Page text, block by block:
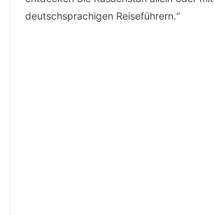
deutschsprachigen Reiseführern.“